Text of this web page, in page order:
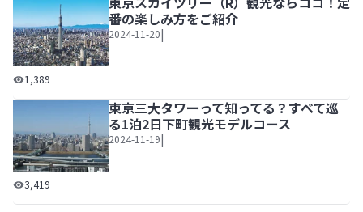
東京スカイツリー（R）観光ならココ！定番の楽しみ方をご
1,389
番の楽しみ方をご紹介
2024-11-20|
東京三大タワーって知ってる？すべて巡る1泊2日下町観光
3,419
東京三大タワーって知ってる？すべて巡
る1泊2日下町観光モデルコース
2024-11-19|